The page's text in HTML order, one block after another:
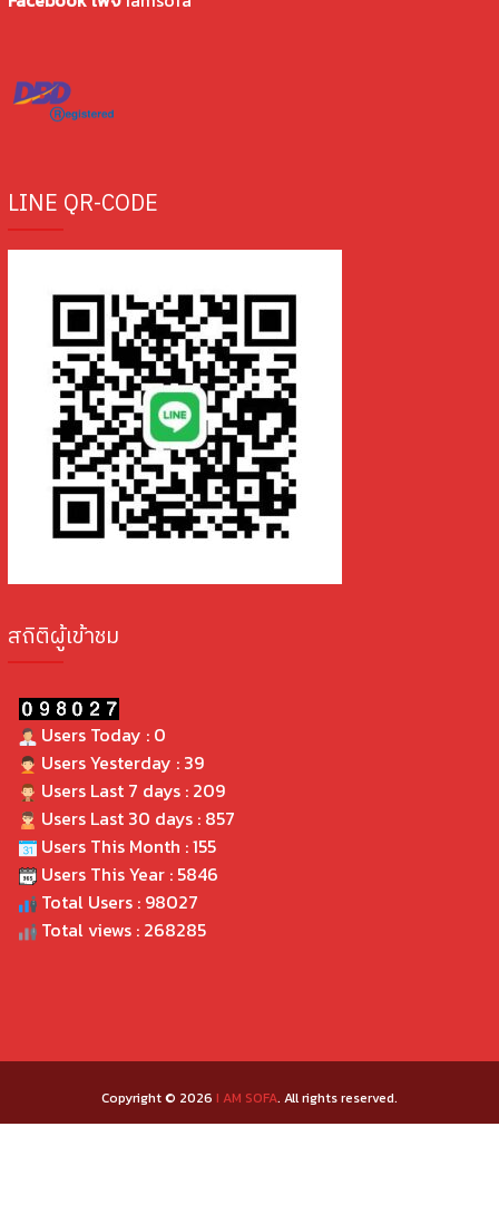
LINE QR-CODE
สถิติผู้เข้าชม
Users Today : 0
Users Yesterday : 39
Users Last 7 days : 209
Users Last 30 days : 857
Users This Month : 155
Users This Year : 5846
Total Users : 98027
Total views : 268285
Copyright © 2026 I AM SOFA. All rights reserved.